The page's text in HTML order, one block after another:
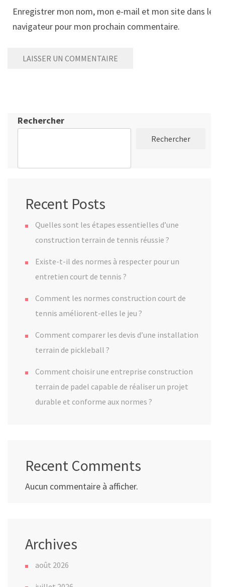
Enregistrer mon nom, mon e-mail et mon site dans le
navigateur pour mon prochain commentaire.
Rechercher
Rechercher
Recent Posts
Quelles sont les étapes essentielles d’une
construction terrain de tennis réussie ?
Existe-t-il des normes à respecter pour un
entretien court de tennis ?
Comment les normes construction court de
tennis améliorent-elles le jeu ?
Comment comparer les devis d’une installation
terrain de pickleball ?
Comment choisir une entreprise construction
terrain de padel capable de réaliser un projet
durable et conforme aux normes ?
Recent Comments
Aucun commentaire à afficher.
Archives
août 2026